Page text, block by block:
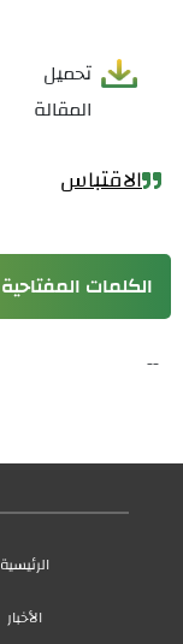
تحميل
المقالة
الاقتباس
الكلمات المفتاحية
--
الرئيسية
الأخبار